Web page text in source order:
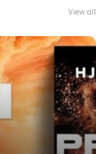
View all